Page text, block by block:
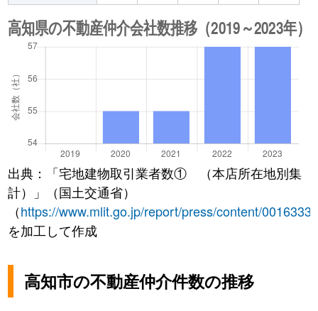
出典：「宅地建物取引業者数① （本店所在地別集
計）」（国土交通省）
（https://www.mlit.go.jp/report/press/content/
を加工して作成
高知市の不動産仲介件数の推移